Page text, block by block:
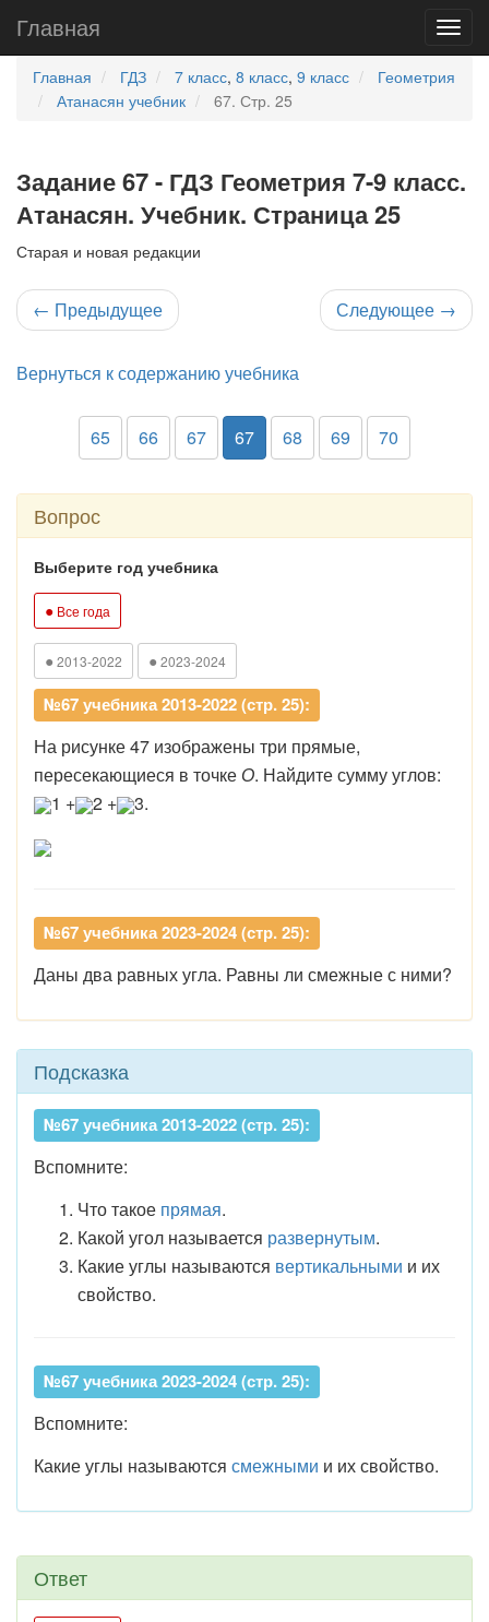
Главная
Главная ГДЗ 7 класс, 8 класс, 9 класс
Геометрия
Атанасян учебник
67. Стр. 25
Задание 67 - ГДЗ Геометрия 7-9 класс.
Атанасян. Учебник. Страница 25
Старая и новая редакции
← Предыдущее Следующее →
Вернуться к содержанию учебника
65 66 67 67 68 69 70
Вопрос
Выберите год учебника
● Все года
● 2013-2022 ● 2023-2024
№67 учебника 2013-2022 (стр. 25):
На рисунке 47 изображены три прямые,
пересекающиеся в точке О. Найдите сумму углов:
1 +
2 + 3.
№67 учебника 2023-2024 (стр. 25):
Даны два равных угла. Равны ли смежные с ними?
Подсказка
№67 учебника 2013-2022 (стр. 25):
Вспомните:
Что такое прямая.
Какой угол называется развернутым.
Какие углы называются вертикальными и их
свойство.
№67 учебника 2023-2024 (стр. 25):
Вспомните:
Какие углы называются смежными и их свойство.
Ответ